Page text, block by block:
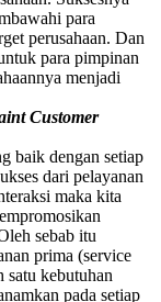
para
perusahaan. Dan
para pimpinan
menjadi
Customer
baik dengan setiap
dari pelayanan
maka kita
sebab itu
prima (service
satu kebutuhan
pada setiap